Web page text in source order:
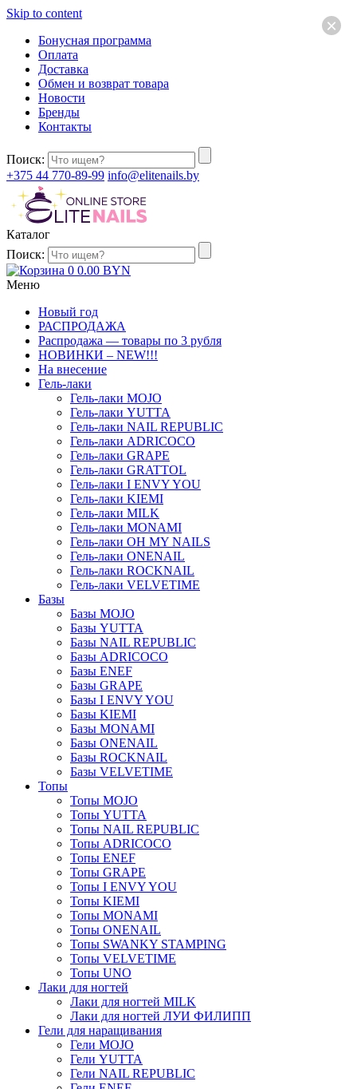
Skip to content
Бонусная программа
Оплата
Доставка
Обмен и возврат товара
Новости
Бренды
Контакты
Поиск:
+375 44 770-89-99 info@elitenails.by
Каталог
Поиск:
0 0.00 BYN
Меню
Новый год
РАСПРОДАЖА
Распродажа — товары по 3 рубля
НОВИНКИ – NEW!!!
На внесение
Гель-лаки
Гель-лаки MOJO
Гель-лаки YUTTA
Гель-лаки NAIL REPUBLIC
Гель-лаки ADRICOCO
Гель-лаки GRAPE
Гель-лаки GRATTOL
Гель-лаки I ENVY YOU
Гель-лаки KIEMI
Гель-лаки MILK
Гель-лаки MONAMI
Гель-лаки OH MY NAILS
Гель-лаки ONENAIL
Гель-лаки ROCKNAIL
Гель-лаки VELVETIME
Базы
Базы MOJO
Базы YUTTA
Базы NAIL REPUBLIC
Базы ADRICOCO
Базы ENEF
Базы GRAPE
Базы I ENVY YOU
Базы KIEMI
Базы MONAMI
Базы ONENAIL
Базы ROCKNAIL
Базы VELVETIME
Топы
Топы MOJO
Топы YUTTA
Топы NAIL REPUBLIC
Топы ADRICOCO
Топы ENEF
Топы GRAPE
Топы I ENVY YOU
Топы KIEMI
Топы MONAMI
Топы ONENAIL
Топы SWANKY STAMPING
Топы VELVETIME
Топы UNO
Лаки для ногтей
Лаки для ногтей MILK
Лаки для ногтей ЛУИ ФИЛИПП
Гели для наращивания
Гели MOJO
Гели YUTTA
Гели NAIL REPUBLIC
×